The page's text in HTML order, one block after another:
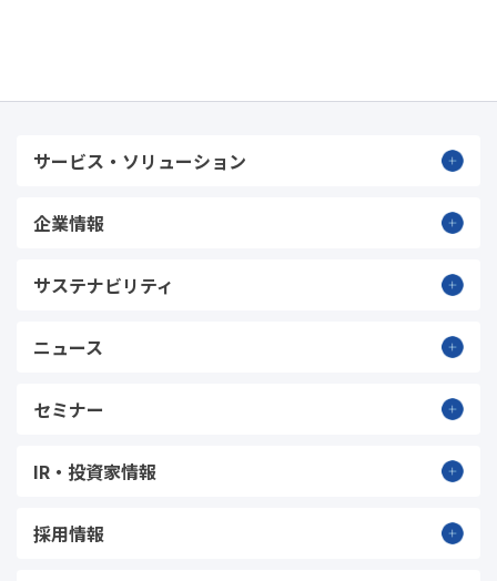
サービス・ソリューション
企業情報
サステナビリティ
ニュース
セミナー
IR・投資家情報
採用情報